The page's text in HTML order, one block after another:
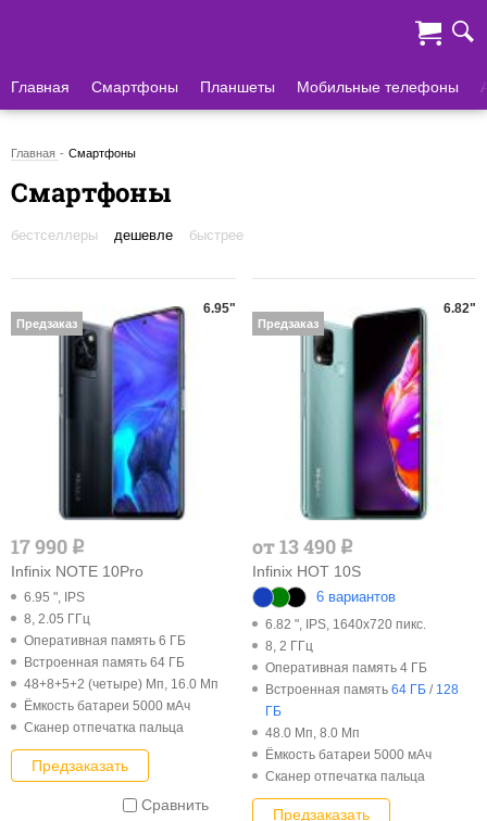
Главная Смартфоны Планшеты Мобильные телефоны
Главная Смартфоны
Смартфоны
бестселлеры дешевле быстрее
17 990 q
Infinix NOTE 10Pro
6.95 ", IPS
8, 2.05 ГГц
Оперативная память 6 ГБ
Встроенная память 64 ГБ
48+8+5+2 (четыре) Мп, 16.0 Мп
Ёмкость батареи 5000 мАч
Cканер отпечатка пальца
Предзаказать
Сравнить
6.95"
Предзаказ
от 13 490 q
Infinix HOT 10S
6 вариантов
6.82 ", IPS, 1640x720 пикс.
8, 2 ГГц
Оперативная память 4 ГБ
Встроенная память 64 ГБ/ 128
ГБ
48.0 Мп, 8.0 Мп
Ёмкость батареи 5000 мАч
Cканер отпечатка пальца
Предзаказать
6.82"
Предзаказ